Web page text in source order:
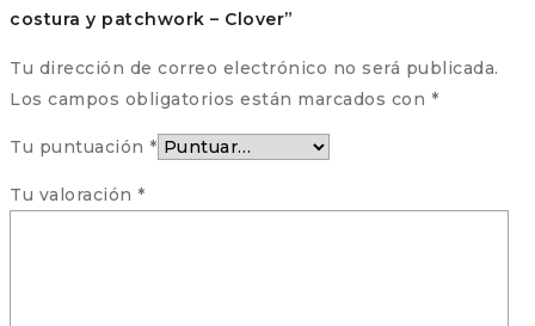
costura y patchwork – Clover”
Tu dirección de correo electrónico no será publicada.
Los campos obligatorios están marcados con *
Tu puntuación *
Tu valoración *